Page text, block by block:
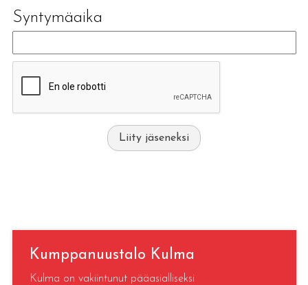
Syntymäaika
Liity jäseneksi
Kumppanuustalo Kulma
Kulma on vakiintunut pääasialliseksi